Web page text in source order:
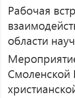
Рабочая
области
Смоленской